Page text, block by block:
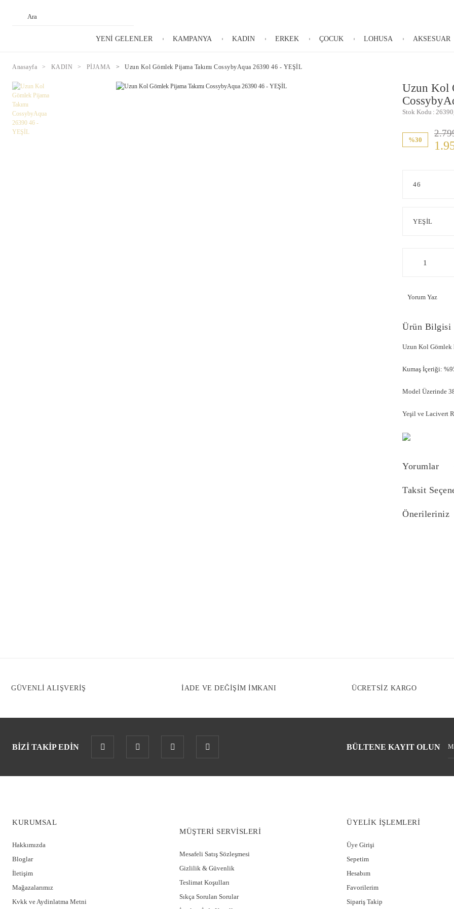
YENİ GELENLER KAMPANYA KADIN ERKEK ÇOCUK LOHUSA AKSESUAR
Anasayfa KADIN PİJAMA Uzun Kol Gömlek Pijama Takımı CossybyAqua 26390 46 - YEŞİL
Uzun Kol
Stok Kodu
%30
Yorum Yaz
Ürün Bilgisi
Uzun Kol Gömlek
Kumaş İçeriği:
Model Üzerinde
Yeşil ve Lacivert
Yorumlar
Taksit
Önerileriniz
GÜVENLİ ALIŞVERİŞ İADE VE DEĞİŞİM İMKANI ÜCRETSİZ KARGO
BİZİ TAKİP EDİN BÜLTENE KAYIT OLUN
KURUMSAL
Hakkımızda
Bloglar
İletişim
Mağazalarımız
Kvkk ve Aydinlatma Metni
MÜŞTERİ SERVİSLERİ
Mesafeli Satış Sözleşmesi
Gizlilik & Güvenlik
Teslimat Koşulları
Sıkça Sorulan Sorular
ÜYELİK İŞLEMLERİ
Üye Girişi
Sepetim
Hesabım
Favorilerim
Sipariş Takip